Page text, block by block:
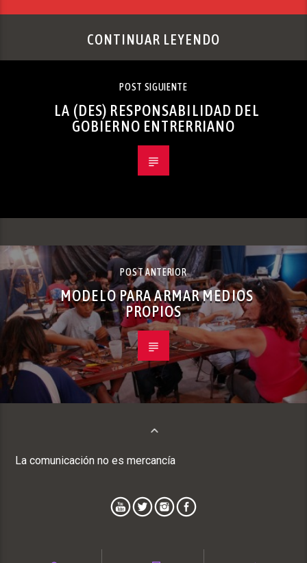
CONTINUAR LEYENDO
POST SIGUIENTE
LA (DES) RESPONSABILIDAD DEL
GOBIERNO ENTRERRIANO
POST ANTERIOR
MODELO PARA ARMAR MEDIOS
PROPIOS
La comunicación no es mercancía